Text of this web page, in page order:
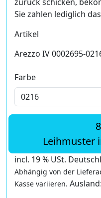
Sie zahlen lediglich
Artikel
Arezzo IV 0002695-
Farbe
Leihmuster
incl. 19 % USt.
Abhängig von der
Kasse variieren. Ausland: